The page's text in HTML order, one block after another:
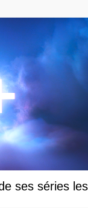
ses séries les